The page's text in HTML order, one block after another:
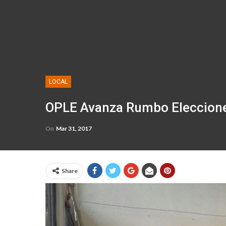
LOCAL
OPLE Avanza Rumbo
On Mar 31, 2017
Share